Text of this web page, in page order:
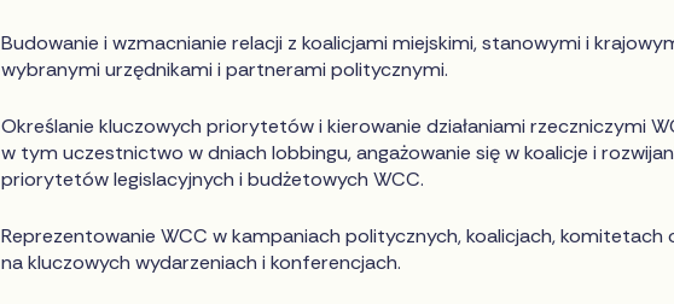
Budowanie i wzmacnianie relacji z koalicjami miejskimi, stanowymi i
wybranymi urzędnikami i partnerami politycznymi.
Określanie kluczowych priorytetów i kierowanie działaniami rzeczniczymi
w tym uczestnictwo w dniach lobbingu, angażowanie się w koalicje i
priorytetów legislacyjnych i budżetowych WCC.
Reprezentowanie WCC w kampaniach politycznych, koalicjach, komitetach
na kluczowych wydarzeniach i konferencjach.